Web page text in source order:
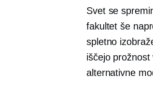
Svet se
fakultet še
spletno
iščejo
alternativne